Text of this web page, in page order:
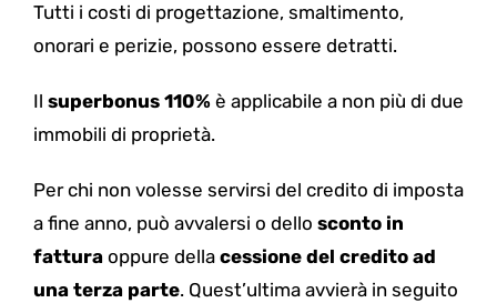
Tutti i costi di progettazione, smaltimento,
onorari e perizie, possono essere detratti.
Il superbonus 110% è applicabile a non più di due
immobili di proprietà.
Per chi non volesse servirsi del credito di imposta
a fine anno, può avvalersi o dello sconto in
fatturaoppure della cessione del credito ad
una terza parte. Quest’ultima avvierà in seguito